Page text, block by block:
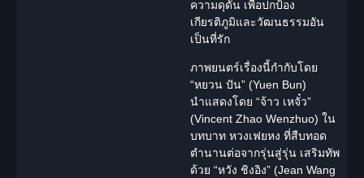
ความดุดัน เพื่อปกป้อง
เกียรติภูมิและวัฒนธรรมอัน
เป็นที่รัก
ภาพยนตร์เรื่องนี้กำกับโดย
“หยวน ปัน” (Yuen Bun)
นำแสดงโดย “จ้าว เหจั๋ว”
(Vincent Zhao Wenzhuo) ใน
บทบาท หวงเฟยหง ที่สืบทอด
ตำนานต่อจากรุ่นสู่รุ่น เสริมทัพ
ด้วย “หวัง ชิงอิง” (Jean Wang